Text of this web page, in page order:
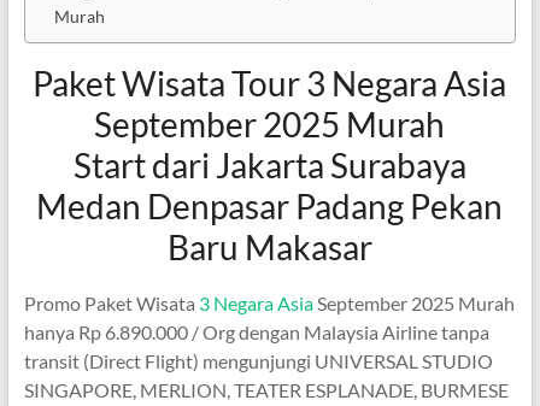
Murah
Paket Wisata Tour 3 Negara Asia
September 2025 Murah
Start dari Jakarta Surabaya
Medan Denpasar Padang Pekan
Baru Makasar
Promo Paket Wisata 3 Negara AsiaSeptember 2025 Murah
hanya Rp 6.890.000 / Org dengan Malaysia Airline tanpa
transit (Direct Flight) mengunjungi UNIVERSAL STUDIO
SINGAPORE, MERLION, TEATER ESPLANADE, BURMESE